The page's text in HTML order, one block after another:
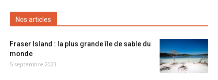
Nos articles
Fraser Island : la plus grande île de sable du
monde
5 septembre 2023